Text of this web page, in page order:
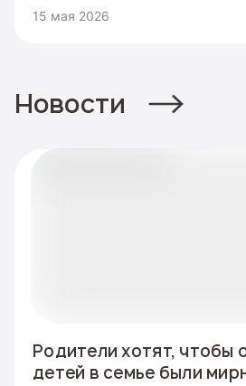
15 мая 2026
Новости
Родители хотят, чтобы
детей в семье были